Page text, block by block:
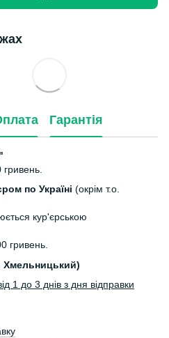
Гарантія
гривень.
по Україні (окрім т.о.
кур'єрською
гривень.
Хмельницький)
1 до 3 днів з дня відправки